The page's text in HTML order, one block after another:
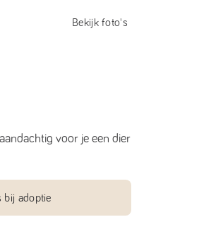
Bekijk foto's
voor je een dier
bij adoptie